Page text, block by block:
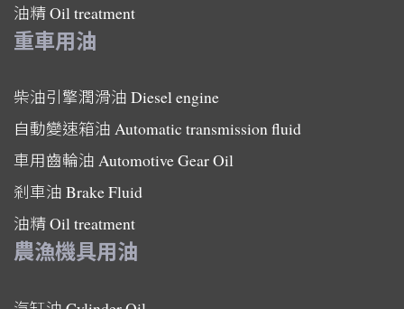
油精Oil treatment
重車用油
柴油引擎潤滑油 Diesel engine
自動變速箱油 Automatic transmission fluid
車用齒輪油 Automotive Gear Oil
剎車油 Brake Fluid
油精Oil treatment
農漁機具用油